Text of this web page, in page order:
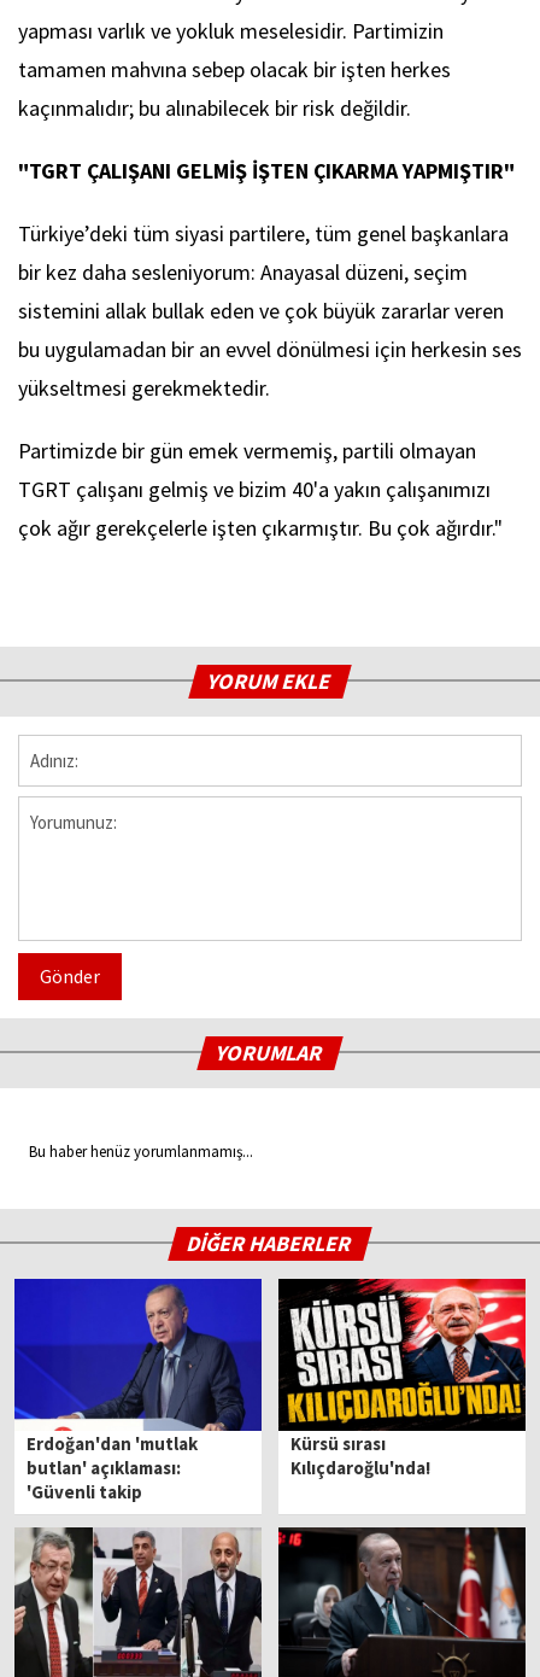
yapması varlık ve yokluk meselesidir. Partimizin
tamamen mahvına sebep olacak bir işten herkes
kaçınmalıdır; bu alınabilecek bir risk değildir.
"TGRT ÇALIŞANI GELMİŞ İŞTEN ÇIKARMA YAPMIŞTIR"
Türkiye’deki tüm siyasi partilere, tüm genel başkanlara
bir kez daha sesleniyorum: Anayasal düzeni, seçim
sistemini allak bullak eden ve çok büyük zararlar veren
bu uygulamadan bir an evvel dönülmesi için herkesin ses
yükseltmesi gerekmektedir.
Partimizde bir gün emek vermemiş, partili olmayan
TGRT çalışanı gelmiş ve bizim 40'a yakın çalışanımızı
çok ağır gerekçelerle işten çıkarmıştır. Bu çok ağırdır."
YORUM EKLE
Gönder
YORUMLAR
Bu haber henüz yorumlanmamış...
DİĞER HABERLER
Erdoğan'dan 'mutlak
butlan' açıklaması:
'Güvenli takip
mesafesinden izliyoruz'
Kürsü sırası
Kılıçdaroğlu'nda!